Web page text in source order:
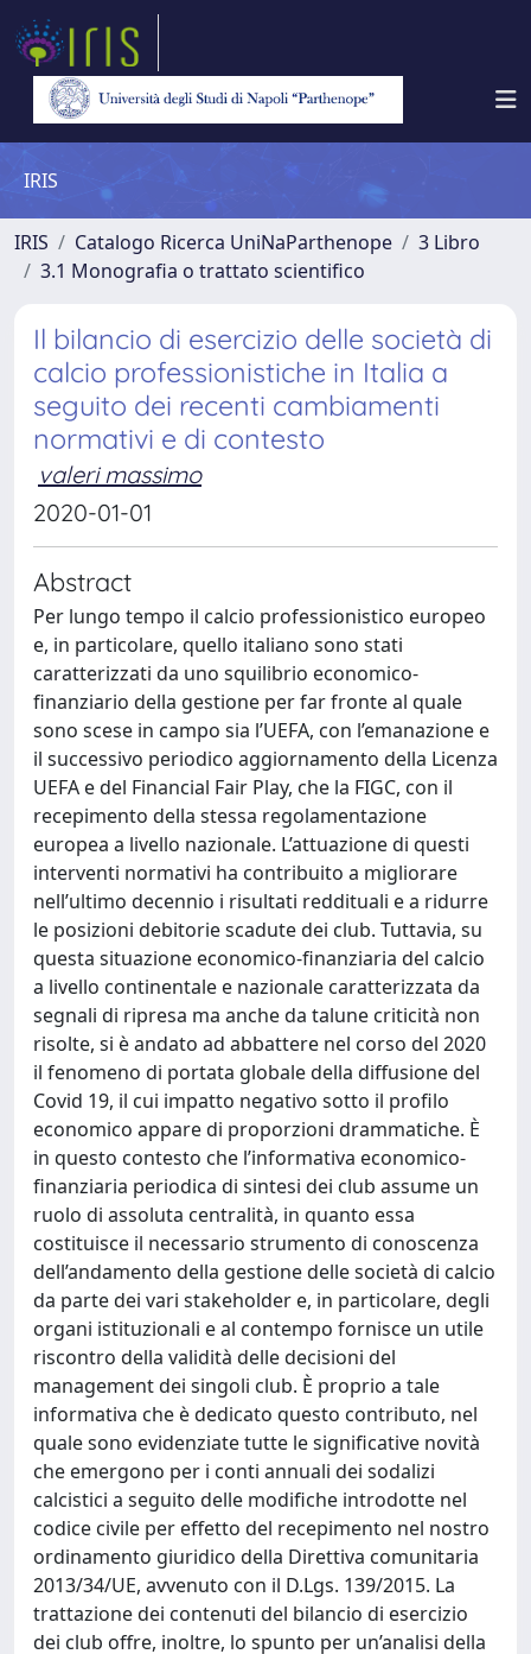
IRIS
IRIS Catalogo Ricerca UniNaParthenope
3 Libro
3.1 Monografia o trattato scientifico
Il bilancio di esercizio delle società di
calcio professionistiche in Italia a
seguito dei recenti cambiamenti
normativi e di contesto
valeri massimo
2020-01-01
Abstract
Per lungo tempo il calcio professionistico europeo
e, in particolare, quello italiano sono stati
caratterizzati da uno squilibrio economico-
finanziario della gestione per far fronte al quale
sono scese in campo sia l’UEFA, con l’emanazione e
il successivo periodico aggiornamento della Licenza
UEFA e del Financial Fair Play, che la FIGC, con il
recepimento della stessa regolamentazione
europea a livello nazionale. L’attuazione di questi
interventi normativi ha contribuito a migliorare
nell’ultimo decennio i risultati reddituali e a ridurre
le posizioni debitorie scadute dei club. Tuttavia, su
questa situazione economico-finanziaria del calcio
a livello continentale e nazionale caratterizzata da
segnali di ripresa ma anche da talune criticità non
risolte, si è andato ad abbattere nel corso del 2020
il fenomeno di portata globale della diffusione del
Covid 19, il cui impatto negativo sotto il profilo
economico appare di proporzioni drammatiche. È
in questo contesto che l’informativa economico-
finanziaria periodica di sintesi dei club assume un
ruolo di assoluta centralità, in quanto essa
costituisce il necessario strumento di conoscenza
dell’andamento della gestione delle società di calcio
da parte dei vari stakeholder e, in particolare, degli
organi istituzionali e al contempo fornisce un utile
riscontro della validità delle decisioni del
management dei singoli club. È proprio a tale
informativa che è dedicato questo contributo, nel
quale sono evidenziate tutte le significative novità
che emergono per i conti annuali dei sodalizi
calcistici a seguito delle modifiche introdotte nel
codice civile per effetto del recepimento nel nostro
ordinamento giuridico della Direttiva comunitaria
2013/34/UE, avvenuto con il D.Lgs. 139/2015. La
trattazione dei contenuti del bilancio di esercizio
dei club offre, inoltre, lo spunto per un’analisi della